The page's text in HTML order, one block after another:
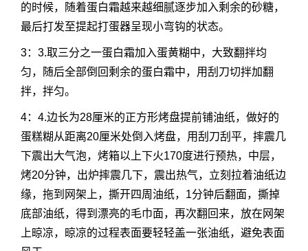
的时候，随着蛋白霜越来越细腻逐步加入剩余的砂糖，
最后打发至提起打蛋器呈现小弯钩的状态。
3：3.取三分之一蛋白霜加入蛋黄糊中，大致翻拌均
匀，随后全部倒回剩余的蛋白霜中，用刮刀切拌加翻
拌，拌匀。
4：4.边长为28厘米的正方形烤盘提前铺油纸，做好的
蛋糕糊从距离20厘米处倒入烤盘，用刮刀刮平，摔震几
下震出大气泡，烤箱以上下火170度进行预热，中层，
烤20分钟，出炉摔震几下，震出热气，立刻拉着油纸边
缘，拖到网架上，撕开四周油纸，1分钟后翻面，撕掉
底部油纸，得到漂亮的毛巾面，再次翻回来，放在网架
上晾凉，晾凉的过程表面要轻轻盖一张油纸，避免表面